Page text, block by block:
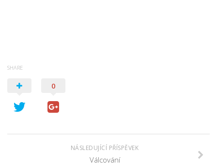
SHARE
0
NÁSLEDUJÍCÍ PŘÍSPĚVEK
Válcování